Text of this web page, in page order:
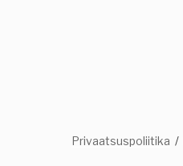
Privaatsuspoliitika